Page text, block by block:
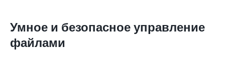
Умное и безопасное управление
файлами